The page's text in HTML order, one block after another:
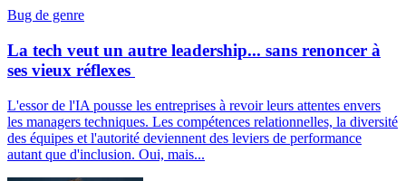
Bug de genre
La tech veut un autre leadership... sans renoncer à
ses vieux réflexes
L'essor de l'IA pousse les entreprises à revoir leurs attentes envers
les managers techniques. Les compétences relationnelles, la diversité
des équipes et l'autorité deviennent des leviers de performance
autant que d'inclusion. Oui, mais...